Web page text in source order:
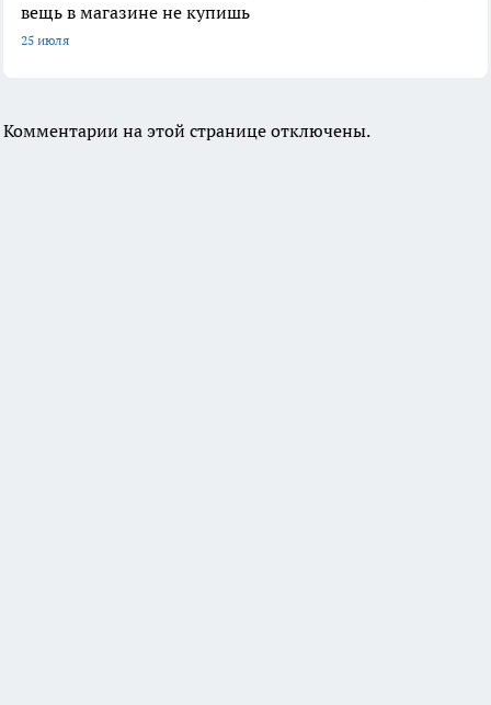
вещь в магазине не купишь
25 июля
Комментарии на этой странице отключены.